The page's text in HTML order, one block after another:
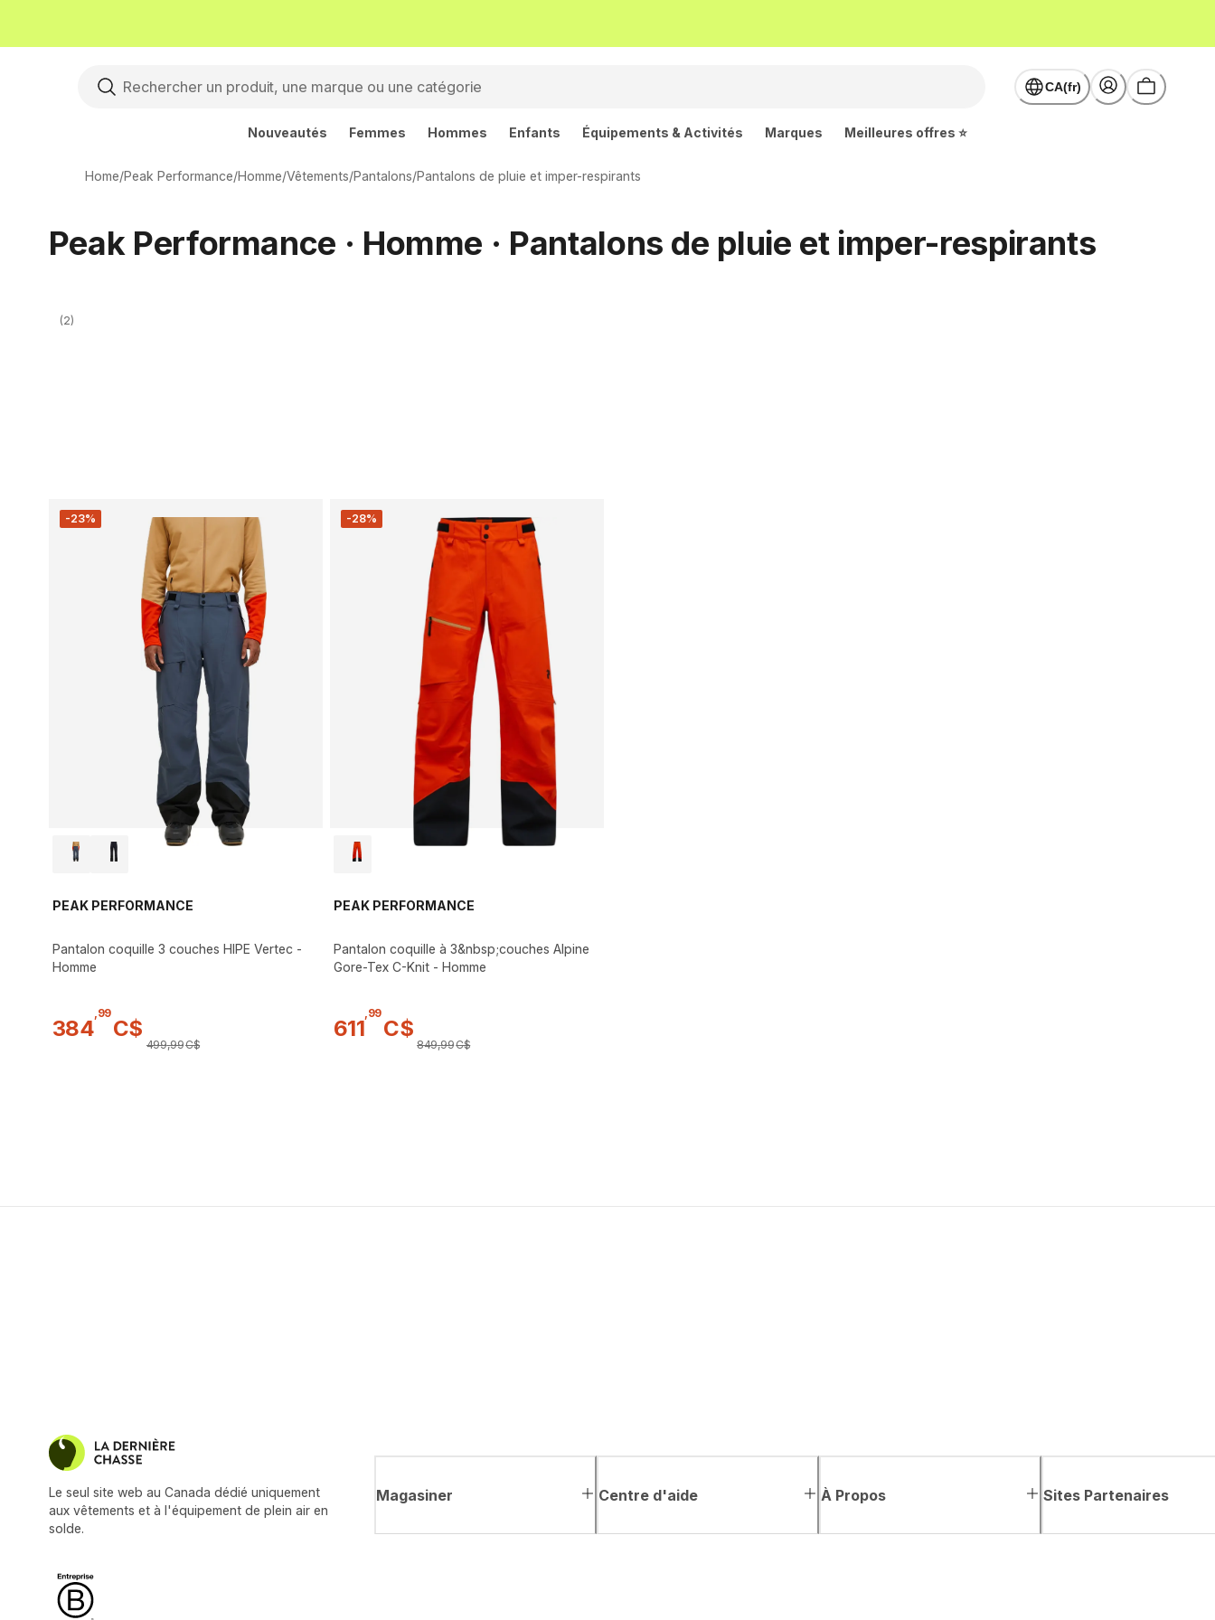
CA(fr)
Nouveautés Femmes Hommes Enfants Équipements & Activités Marques Meilleures offres ⭐
Home/Peak Performance/Homme/Vêtements/Pantalons/Pantalons de pluie et imper-respirants
Peak Performance · Homme · Pantalons de pluie et imper-respirants
(2)
-23%
PEAK PERFORMANCE
Pantalon coquille 3 couches HIPE Vertec -
Homme
384
99
C$
499,99C$
-28%
PEAK PERFORMANCE
Pantalon coquille à 3&nbsp;couches Alpine
Gore-Tex C-Knit - Homme
611
99
C$
849,99C$
Le seul site web au Canada dédié uniquement
aux vêtements et à l'équipement de plein air en
solde.
Magasiner Centre d'aide À Propos Sites Partenaires